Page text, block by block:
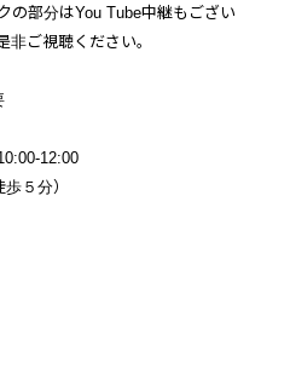
の部分はYou Tube中継もござい
非ご視聴ください。
12:00
５分）